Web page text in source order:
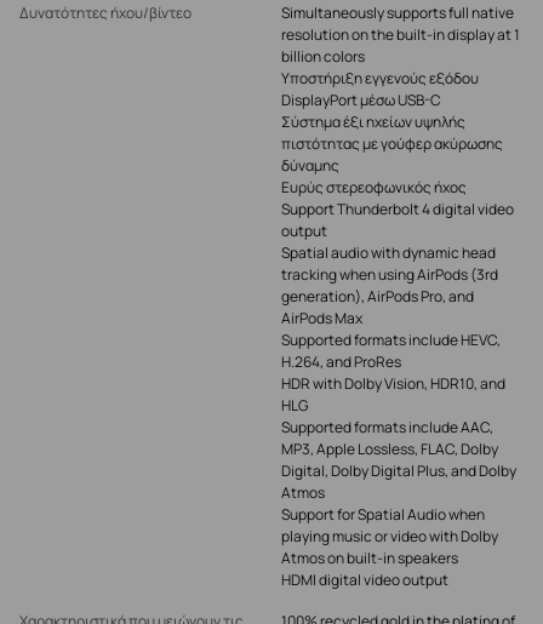
Δυνατότητες ήχου/βίντεο
Simultaneously supports full native
resolution on the built-in display at 1
billion colors
Υποστήριξη εγγενούς εξόδου
DisplayPort μέσω USB-C
Σύστημα έξι ηχείων υψηλής
πιστότητας με γούφερ ακύρωσης
δύναμης
Ευρύς στερεοφωνικός ήχος
Support Thunderbolt 4 digital video
output
Spatial audio with dynamic head
tracking when using AirPods (3rd
generation), AirPods Pro, and
AirPods Max
Supported formats include HEVC,
H.264, and ProRes
HDR with Dolby Vision, HDR10, and
HLG
Supported formats include AAC,
MP3, Apple Lossless, FLAC, Dolby
Digital, Dolby Digital Plus, and Dolby
Atmos
Support for Spatial Audio when
playing music or video with Dolby
Atmos on built-in speakers
HDMI digital video output